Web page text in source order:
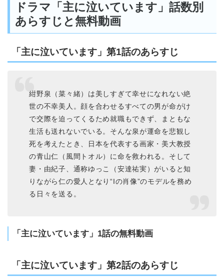
ドラマ「主に泣いています」話数別
あらすじと無料動画
「主に泣いています」第1話のあらすじ
紺野泉（菜々緒）は美しすぎて幸せになれない絶
世の不幸美人。顔を合わせるすべての男が命がけ
で交際を迫ってくるため就職もできず、まともな
生活も送れないでいる。そんな泉が運命を悲観し
死を考えたとき、日本を代表する画家・美大教授
の青山仁（風間トオル）に命を救われる。そして
妻・由紀子、通称ゆっこ（安達祐実）がいると知
りながら仁の愛人となり“Iの肖像”のモデルを務め
る日々を送る。
「主に泣いています」1話の無料動画
「主に泣いています」第2話のあらすじ